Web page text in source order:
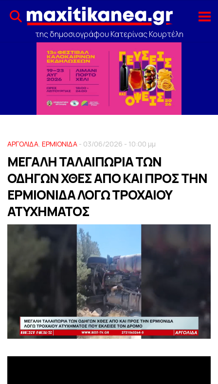
της δημοσιογράφου Κατερίνας Κουρτέλη
ΑΡΓΟΛΙΔΑ, ΕΡΜΙΟΝΙΔΑ - 03/06/2026 - 10:00 μμ
ΜΕΓΑΛΗ ΤΑΛΑΙΠΩΡΙΑ ΤΩΝ
ΟΔΗΓΩΝ ΧΘΕΣ ΑΠΟ ΚΑΙ ΠΡΟΣ ΤΗΝ
ΕΡΜΙΟΝΙΔΑ ΛΟΓΩ ΤΡΟΧΑΙΟΥ
ΑΤΥΧΗΜΑΤΟΣ